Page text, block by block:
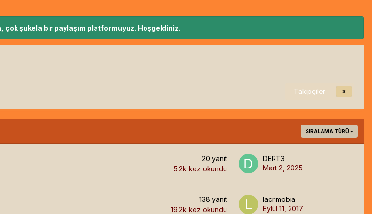
çok şukela bir paylaşım platformuyuz. Hoşgeldiniz.
Takipçiler 3
SIRALAMA TÜRÜ
20 yanıt
5.2k kez okundu
DERT3
Mart 2, 2025
138 yanıt
19.2k kez okundu
lacrimobia
Eylül 11, 2017